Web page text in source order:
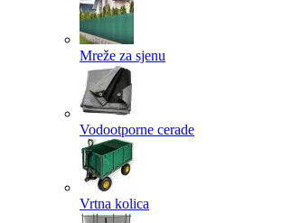
Mreže za sjenu
Vodootporne cerade
Vrtna kolica